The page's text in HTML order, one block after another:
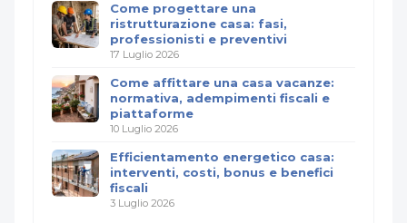
Come progettare una
ristrutturazione casa: fasi,
professionisti e preventivi
17 Luglio 2026
Come affittare una casa vacanze:
normativa, adempimenti fiscali e
piattaforme
10 Luglio 2026
Efficientamento energetico casa:
interventi, costi, bonus e benefici
fiscali
3 Luglio 2026